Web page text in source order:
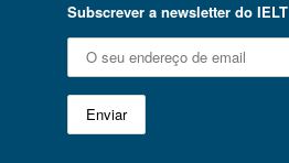
Subscrever a newsletter do IELT